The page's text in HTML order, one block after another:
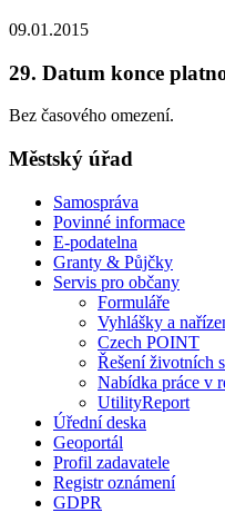
09.01.2015
29. Datum konce
Bez časového omezení.
Městský úřad
Samospráva
Povinné informace
E-podatelna
Granty & Půjčky
Servis pro občany
Formuláře
Vyhlášky a
Czech POINT
Řešení životních
Nabídka práce v
UtilityReport
Úřední deska
Geoportál
Profil zadavatele
Registr oznámení
GDPR